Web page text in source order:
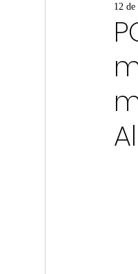
Coluna
Coluna:
Publicidade
12 de